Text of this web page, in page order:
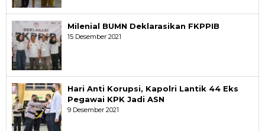
Milenial BUMN Deklarasikan FKPPIB
15 Desember 2021
Hari Anti Korupsi, Kapolri Lantik 44 Eks
Pegawai KPK Jadi ASN
9 Desember 2021